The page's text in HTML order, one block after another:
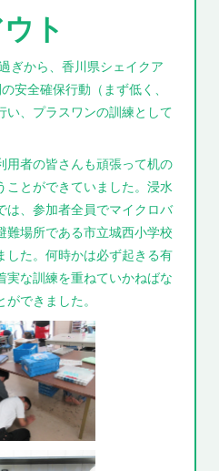
ト
ぎから、香川県シェイクア
安全確保行動（まず低く、
い、プラスワンの訓練として
者の皆さんも頑張って机の
ことができていました。浸水
は、参加者全員でマイクロバ
難場所である市立城西小学校
した。何時かは必ず起きる有
実な訓練を重ねていかねばな
できました。